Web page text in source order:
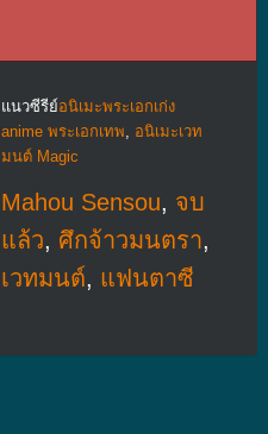
แนวซีรีย์อนิเมะพระเอกเก่ง
anime พระเอกเทพ
อนิเมะเวท
มนต์ Magic
Mahou Sensou, จบ
แล้ว, ศึกจ้าวมนตรา,
เวทมนต์, แฟนตาซี